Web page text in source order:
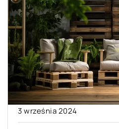
3 września 2024